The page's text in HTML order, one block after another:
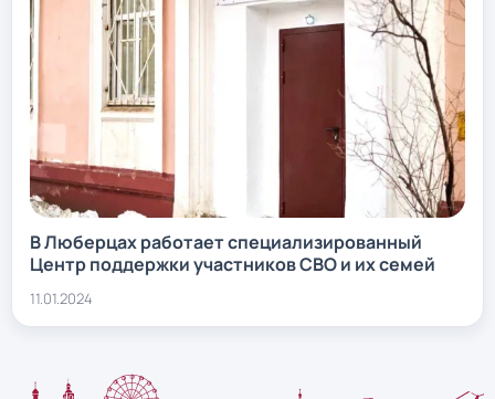
В Люберцах работает специализированный
Центр поддержки участников СВО и их семей
11.01.2024